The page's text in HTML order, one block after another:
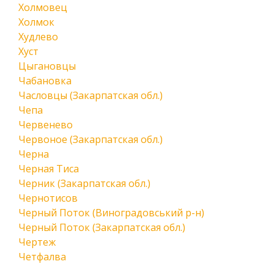
Холмовец
Холмок
Худлево
Хуст
Цыгановцы
Чабановка
Часловцы (Закарпатская обл.)
Чепа
Червенево
Червоное (Закарпатская обл.)
Черна
Черная Тиса
Черник (Закарпатская обл.)
Чернотисов
Черный Поток (Виноградовський р-н)
Черный Поток (Закарпатская обл.)
Чертеж
Четфалва